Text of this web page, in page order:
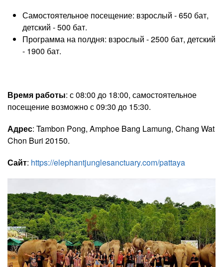
Самостоятельное посещение: взрослый - 650 бат,
детский - 500 бат.
Программа на полдня: взрослый - 2500 бат, детский
- 1900 бат.
Время работы: с 08:00 до 18:00, самостоятельное
посещение возможно с 09:30 до 15:30.
Адрес: Tambon Pong, Amphoe Bang Lamung, Chang Wat
Chon Buri 20150.
Сайт: https://elephantjunglesanctuary.com/pattaya